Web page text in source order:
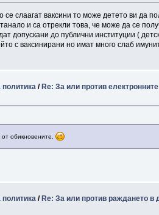
се слаагат ваксини то може детето ви
и са отрекли това, че може да се
допускани до публични институции (
с ваксинирани но имат много слаб
политика / Re: За или против
от обикновените.
/Re: За или против раждането